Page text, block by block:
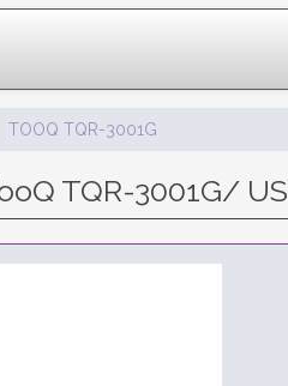
TOOQ TQR-3001G
TQR-3001G/